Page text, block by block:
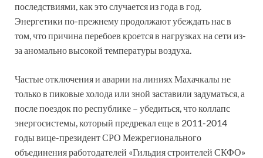
последствиями, как это случается из года в год.
Энергетики по-прежнему продолжают убеждать нас в
том, что причина перебоев кроется в нагрузках на сети из-
за аномально высокой температуры воздуха.
Частые отключения и аварии на линиях Махачкалы не
только в пиковые холода или зной заставили задуматься, а
после поездок по республике – убедиться, что коллапс
энергосистемы, который предрекал еще в 2011-2014
годы вице-президент СРО Межрегионального
объединения работодателей «Гильдия строителей СКФО»